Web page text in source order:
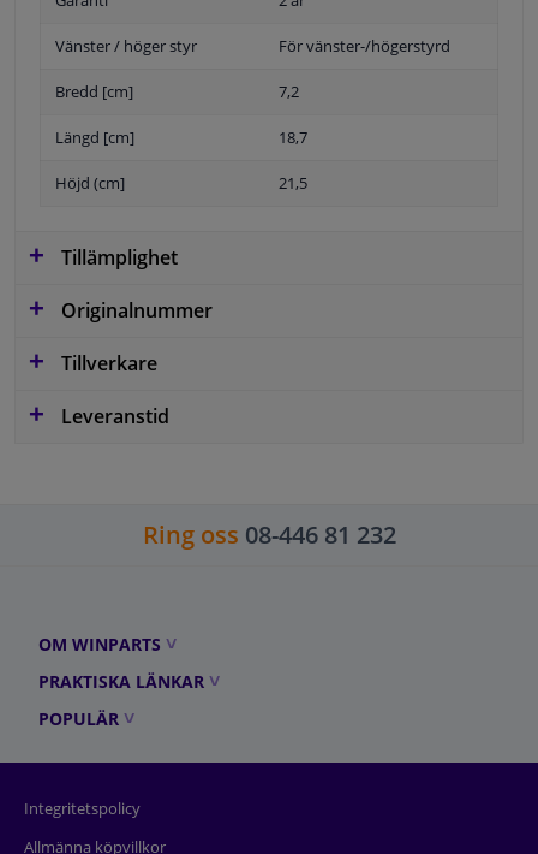
Vänster / höger styr För vänster-/högerstyrd
Bredd [cm] 7,2
Längd [cm] 18,7
Höjd (cm] 21,5
Tillämplighet
Originalnummer
Tillverkare
Leveranstid
Ring oss 08-446 81 232
OM WINPARTS
PRAKTISKA LÄNKAR
POPULÄR
Integritetspolicy
Allmänna köpvillkor